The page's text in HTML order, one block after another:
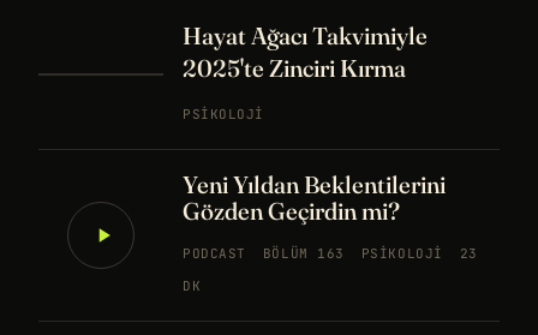
Hayat Ağacı Takvimiyle
2025'te Zinciri Kırma
PSIKOLOJI
Yeni Yıldan Beklentilerini
Gözden Geçirdin mi?
PODCAST BÖLÜM 163 PSIKOLOJI
23
DK